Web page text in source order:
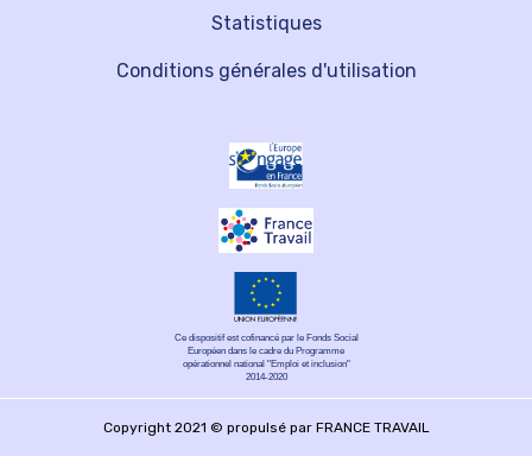
Statistiques
Conditions générales d'utilisation
Ce dispositif est cofinancé par le Fonds Social
Européen dans le cadre du Programme
opérationnel national "Emploi et inclusion"
2014-2020
Copyright 2021 © propulsé par FRANCE TRAVAIL